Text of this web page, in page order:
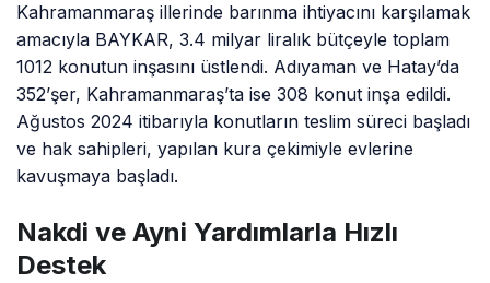
Kahramanmaraş illerinde barınma ihtiyacını karşılamak
amacıyla BAYKAR, 3.4 milyar liralık bütçeyle toplam
1012 konutun inşasını üstlendi. Adıyaman ve Hatay’da
352’şer, Kahramanmaraş’ta ise 308 konut inşa edildi.
Ağustos 2024 itibarıyla konutların teslim süreci başladı
ve hak sahipleri, yapılan kura çekimiyle evlerine
kavuşmaya başladı.
Nakdi ve Ayni Yardımlarla Hızlı
Destek